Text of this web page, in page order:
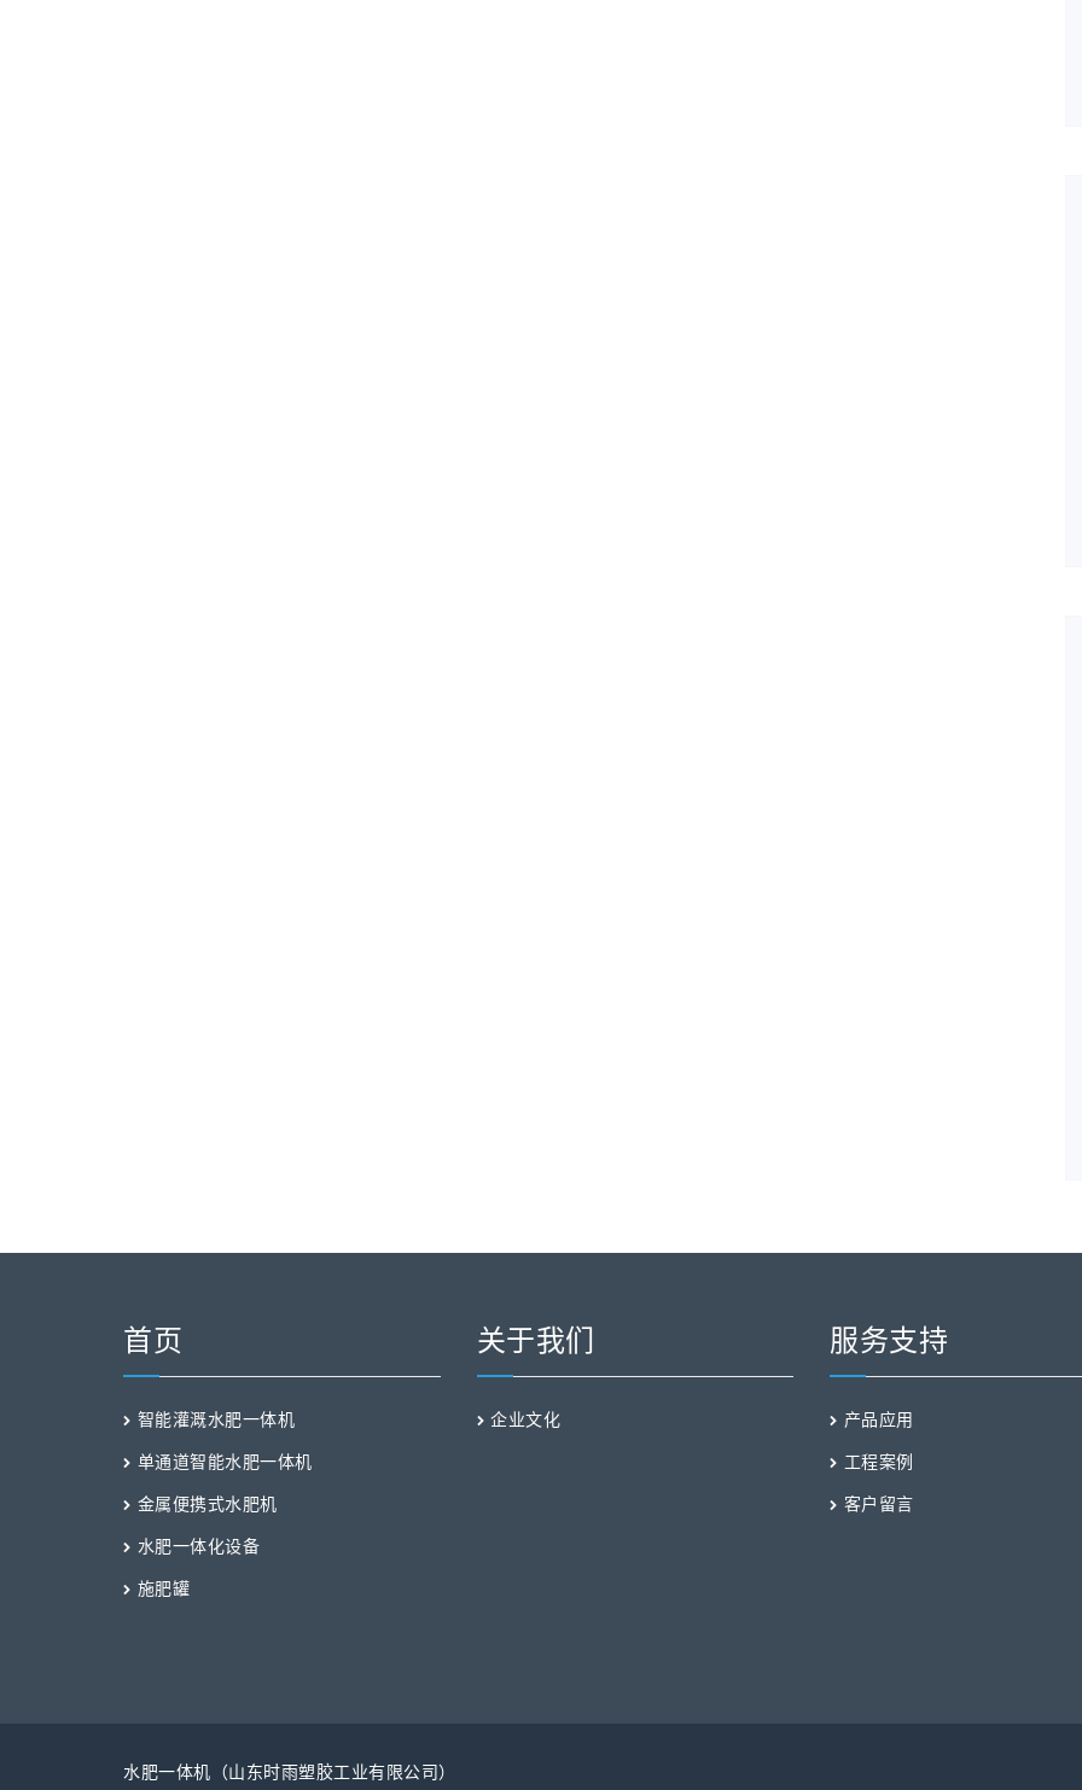
首页
智能灌溉水肥一体机
单通道智能水肥一体机
金属便携式水肥机
水肥一体化设备
施肥罐
关于我们
企业文化
服务支持
产品应用
工程案例
客户留言
水肥一体机（山东时雨塑胶工业有限公司）